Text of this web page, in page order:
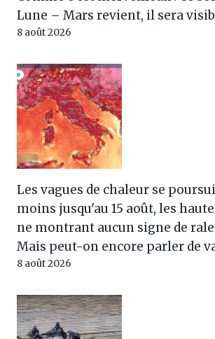
Lune – Mars revient, il sera
8 août 2026
Les vagues de chaleur se
moins jusqu'au 15 août, les
ne montrant aucun signe de
Mais peut-on encore parler de
8 août 2026